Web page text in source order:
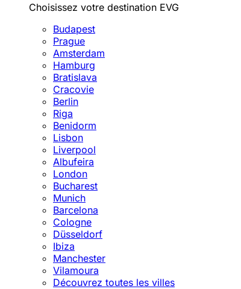
Choisissez votre destination EVG
Budapest
Prague
Amsterdam
Hamburg
Bratislava
Cracovie
Berlin
Riga
Benidorm
Lisbon
Liverpool
Albufeira
London
Bucharest
Munich
Barcelona
Cologne
Düsseldorf
Ibiza
Manchester
Vilamoura
Découvrez toutes les villes